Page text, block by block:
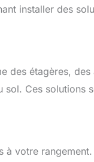
installer des
des étagères,
sol. Ces
à votre